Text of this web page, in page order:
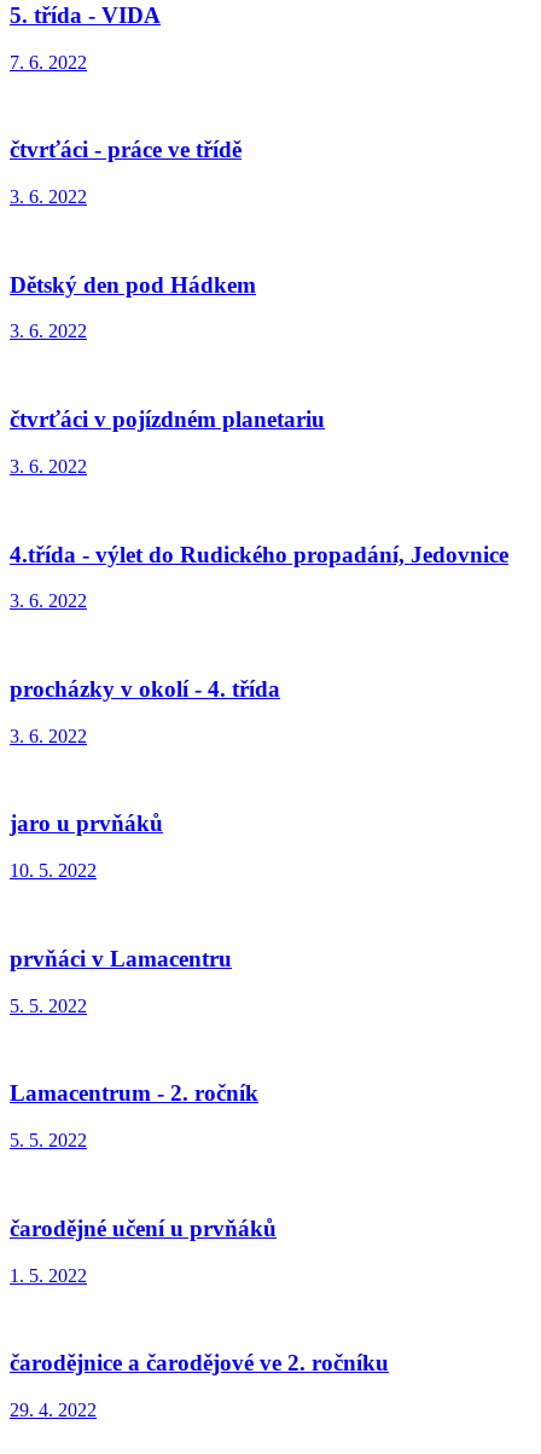
5. třída - VIDA
7. 6. 2022
čtvrťáci - práce ve třídě
3. 6. 2022
Dětský den pod Hádkem
3. 6. 2022
čtvrťáci v pojízdném planetariu
3. 6. 2022
4.třída - výlet do Rudického propadání, Jedovnice
3. 6. 2022
procházky v okolí - 4. třída
3. 6. 2022
jaro u prvňáků
10. 5. 2022
prvňáci v Lamacentru
5. 5. 2022
Lamacentrum - 2. ročník
5. 5. 2022
čarodějné učení u prvňáků
1. 5. 2022
čarodějnice a čarodějové ve 2. ročníku
29. 4. 2022